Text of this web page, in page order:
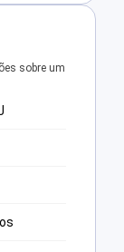
sobre um